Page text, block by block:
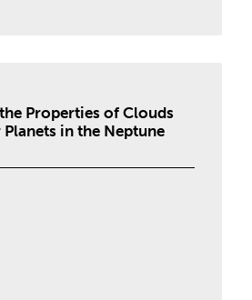
Properties of Clouds
in the Neptune